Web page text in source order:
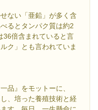
ない「亜鉛」が多く含
るとタンパク質は約2
36倍含まれていると言
ク」とも言われていま
品』をモットーに、
、培った養殖技術と経